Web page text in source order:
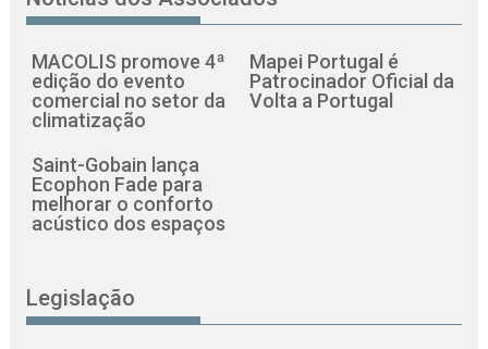
MACOLIS promove 4ª
edição do evento
comercial no setor da
climatização
Mapei Portugal é
Patrocinador Oficial da
Volta a Portugal
Saint-Gobain lança
Ecophon Fade para
melhorar o conforto
acústico dos espaços
Legislação